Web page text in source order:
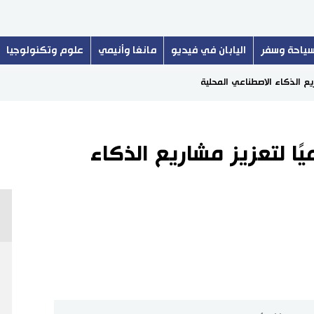
وسفر اليابان في فيديو مانغا وأنيمي علوم وتكنولوجيا
الذكاء الاصطناعي المحلية
لتعزيز مشاريع الذكاء